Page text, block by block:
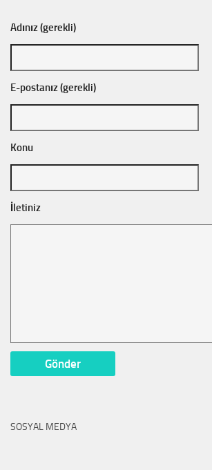
Adınız (gerekli)
E-postanız (gerekli)
Konu
İletiniz
SOSYAL MEDYA